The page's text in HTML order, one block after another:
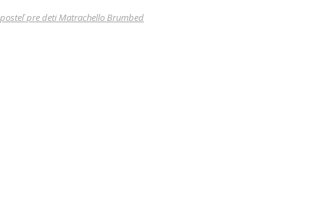
posteľ pre deti Matrachello Brumbed